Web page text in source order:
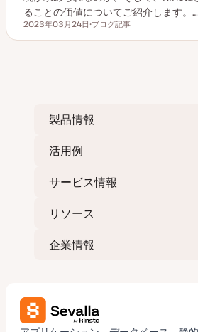
ることの価値についてご紹介します。…
更新日
2023年03月24日
稿
ブログ記事
製品情報
活用例
サービス情報
リソース
企業情報